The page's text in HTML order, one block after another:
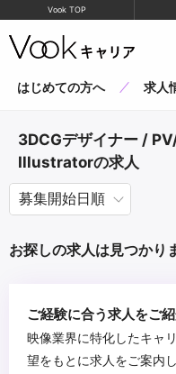
Vook TOP
はじめての方へ 求人
3DCGデザイナー /
Illustratorの求人
お探しの求人は見つかり
ご経験に合う求人をご紹
映像業界に特化したキャ
望をもとに求人をご案内し